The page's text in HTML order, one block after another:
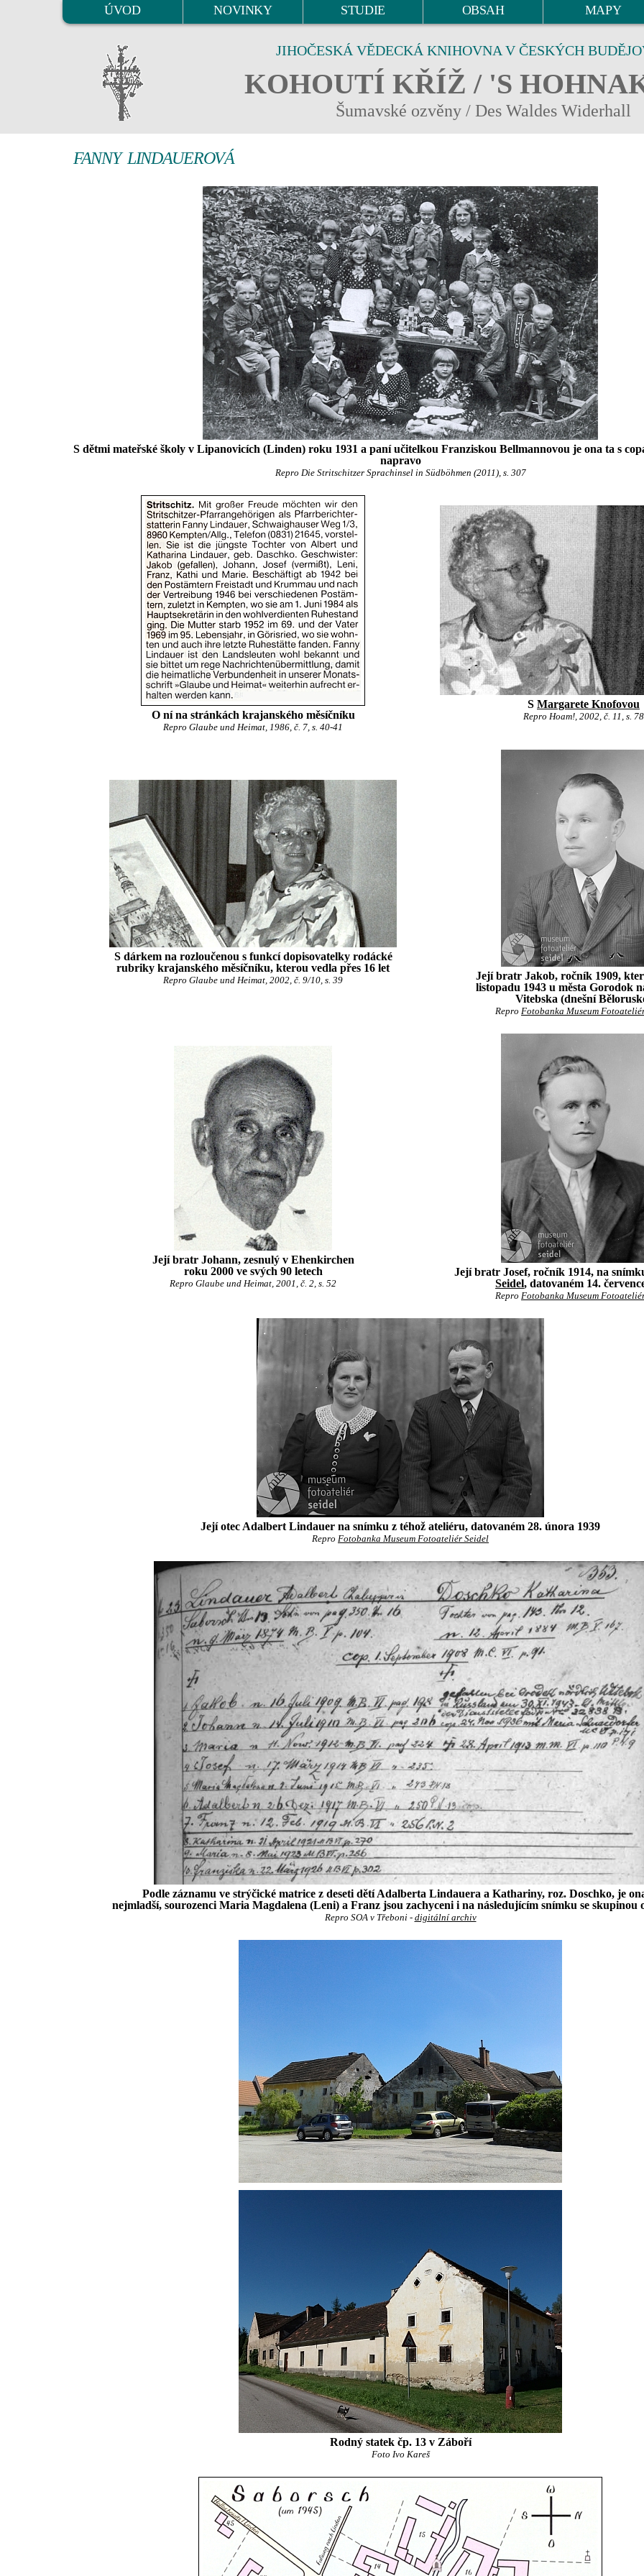
ÚVOD NOVINKY STUDIE OBSAH MAPY
JIHOČESKÁ VĚDECKÁ KNIHOVNA V ČESKÝCH
KOHOUTÍ KŘÍŽ / 'S
Šumavské ozvěny / Des Waldes Widerhall
FANNY LINDAUEROVÁ
S dětmi mateřské školy v Lipanovicích (Linden) roku 1931 a paní učitelkou Franziskou Bellmannovou je ona ta s
napravo
Repro Die Stritschitzer Sprachinsel in Südböhmen (2011), s. 307
O ní na stránkách krajanského měsíčníku
Repro Glaube und Heimat, 1986, č. 7, s. 40-41
S Margarete Knofovou
Repro Hoam!, 2002, č. 11, s. 78
S dárkem na rozloučenou s funkcí dopisovatelky rodácké
rubriky krajanského měsíčníku, kterou vedla přes 16 let
Repro Glaube und Heimat, 2002, č. 9/10, s. 39
Její bratr Jakob, ročník 1909,
listopadu 1943 u města Gorodok
Vitebska (dnešní
Repro Fotobanka Museum
Její bratr Johann, zesnulý v Ehenkirchen
roku 2000 ve svých 90 letech
Repro Glaube und Heimat, 2001, č. 2, s. 52
Její bratr Josef, ročník 1914, na
Seidel, datovaném 14.
Repro Fotobanka Museum
Její otec Adalbert Lindauer na snímku z téhož ateliéru, datovaném 28. února 1939
Repro Fotobanka Museum Fotoateliér Seidel
Podle záznamu ve strýčické matrice z deseti dětí Adalberta Lindauera a Kathariny, roz. Doschko, je
nejmladší, sourozenci Maria Magdalena (Leni) a Franz jsou zachyceni i na následujícím snímku se skupinou
Repro SOA v Třeboni - digitální archiv
Rodný statek čp. 13 v Záboří
Foto Ivo Kareš